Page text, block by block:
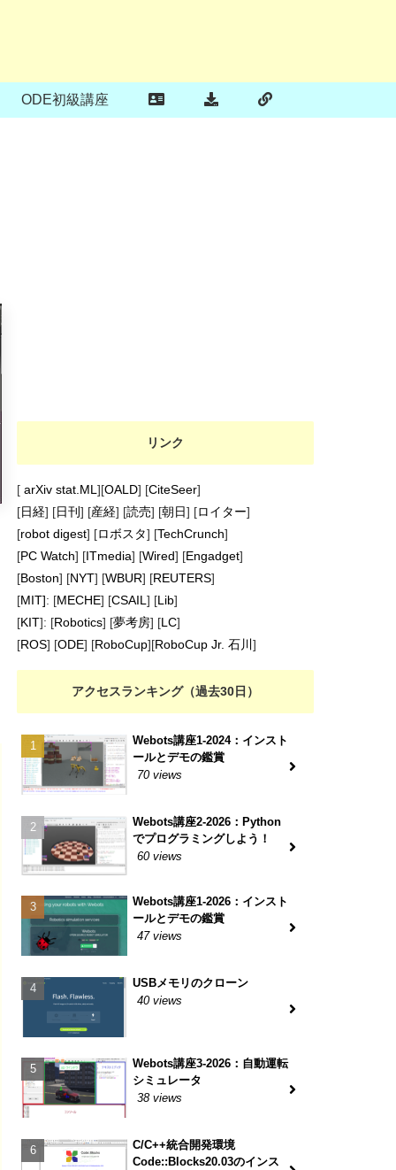
ODE初級講座
リンク
[ arXiv stat.ML ][OALD] [CiteSeer]
[日経] [日刊 ] [産経] [読売] [朝日] [ロイター]
[robot digest] [ロボスタ] [TechCrunch]
[PC Watch] [ITmedia] [Wired] [Engadget]
[Boston] [NYT] [WBUR] [REUTERS]
[MIT]: [MECHE] [CSAIL ] [Lib]
[KIT]: [Robotics] [夢考房] [LC]
[ROS] [ODE] [RoboCup][RoboCup Jr. 石川 ]
アクセスランキング（過去30日）
Webots講座1-2024：インスト
ールとデモの鑑賞
70 views
Webots講座2-2026：Python
でプログラミングしよう！
60 views
Webots講座1-2026：インスト
ールとデモの鑑賞
47 views
USBメモリのクローン
40 views
Webots講座3-2026：自動運転
シミュレータ
38 views
C/C++統合開発環境
Code::Blocks20.03のインス